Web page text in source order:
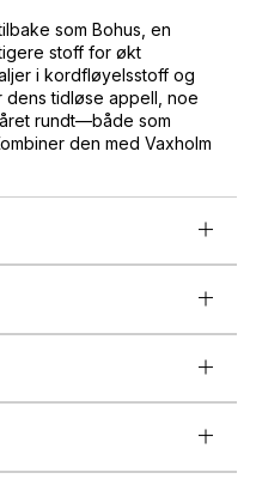
som Bohus, en
stoff for økt
i kordfløyelsstoff og
tidløse appell, noe
rundt—både som
den med Vaxholm